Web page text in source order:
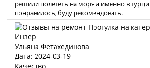
решили полететь на моря а именно в
понравилось, буду рекомендовать.
Ульяна Фетахединова
Дата: 2024-03-19
Качество